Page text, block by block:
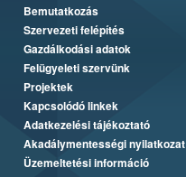
Bemutatkozás
Szervezeti felépítés
Gazdálkodási adatok
Felügyeleti szervünk
Projektek
Kapcsolódó linkek
Adatkezelési tájékoztató
Akadálymentességi nyilatkozat
Üzemeltetési információ